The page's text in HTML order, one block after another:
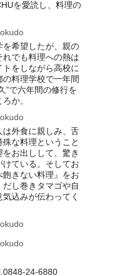
を愛読し、料理の
を希望したが、親の
でも料理への熱は
をしながら高校に
料理学校で一年間
”で六年間の修行を
か。
は外食に親しみ、舌
な料理ということ
お出しして、驚き
ている。そしてお
きない料理』をお
し巻きタマゴや自
込みが伝わってく
24-6880